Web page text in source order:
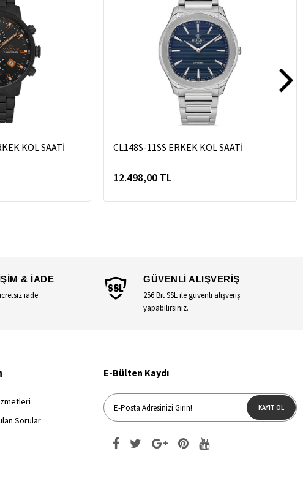
KOL SAATİ
CL148S-11SS ERKEK KOL SAATİ
12.498,00 TL
& İADE
iade
GÜVENLİ ALIŞVERİŞ
256 Bit SSL ile güvenli alışveriş
yapabilirsiniz.
Sorular
E-Bülten Kaydı
KAYIT OL